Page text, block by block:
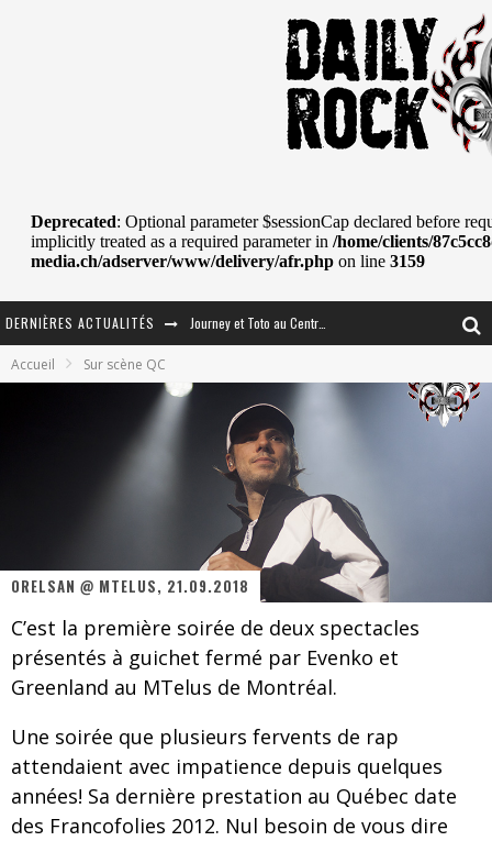
DERNIÈRES ACTUALITÉS
Les danseurs étoiles parasitent ton ciel
Jeff Martin au Corona de Montréal
On va se le dire, Sword est de retour
La compil’ Zoo de Slam Disques est de retour
Énorme succès pour Muse et ses shows au Québec
Muse au Centre Vidéotron de Québec
Accueil Sur scène QC
ORELSAN @ MTELUS, 21.09.2018
C’est la première soirée de deux spectacles
présentés à guichet fermé par Evenko et
Greenland au MTelus de Montréal.
Une soirée que plusieurs fervents de rap
attendaient avec impatience depuis quelques
années! Sa dernière prestation au Québec date
des Francofolies 2012. Nul besoin de vous dire